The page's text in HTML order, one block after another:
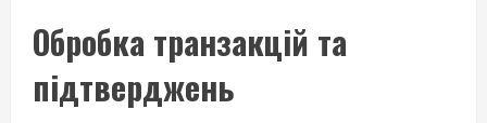
Обробка транзакцій та
підтверджень